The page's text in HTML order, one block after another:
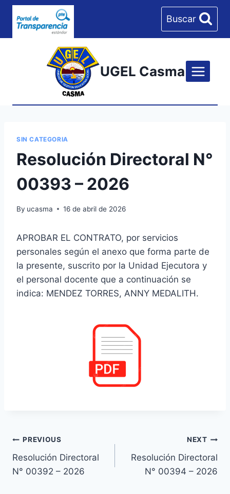
Skip
Buscar
UGEL Casma
SIN CATEGORIA
Resolución Directoral N°
00393 – 2026
By ucasma 16 de abril de 2026
APROBAR EL CONTRATO, por servicios
personales según el anexo que forma parte de
la presente, suscrito por la Unidad Ejecutora y
el personal docente que a continuación se
indica: MENDEZ TORRES, ANNY MEDALITH.
Navegación
de
PREVIOUS
Resolución Directoral
N° 00392 – 2026
NEXT
Resolución Directoral
N° 00394 – 2026